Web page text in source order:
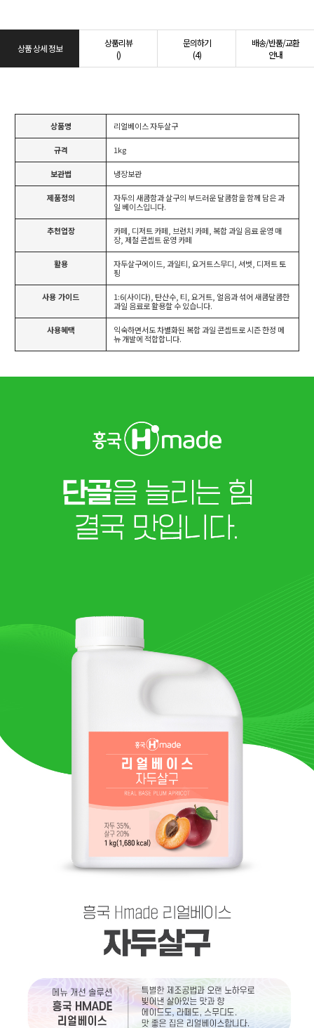
상품 상세 정보
상품리뷰
()
문의하기
(4)
배송/반품/교환
안내
상품명 리얼베이스 자두살구
규격 1kg
보관법 냉장보관
제품정의
자두의 새콤함과 살구의 부드러운 달콤함을 함께 담은 과
일 베이스입니다.
추천업장
카페, 디저트 카페, 브런치 카페, 복합 과일 음료 운영 매
장, 제철 콘셉트 운영 카페
활용
자두살구에이드, 과일티, 요거트스무디, 셔벗, 디저트 토
핑
사용 가이드
1:6(사이다), 탄산수, 티, 요거트, 얼음과 섞어 새콤달콤한
과일 음료로 활용할 수 있습니다.
사용혜택
익숙하면서도 차별화된 복합 과일 콘셉트로 시즌 한정 메
뉴 개발에 적합합니다.